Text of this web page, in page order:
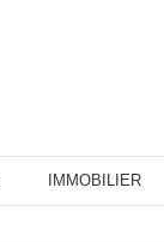
IMMOBILIER